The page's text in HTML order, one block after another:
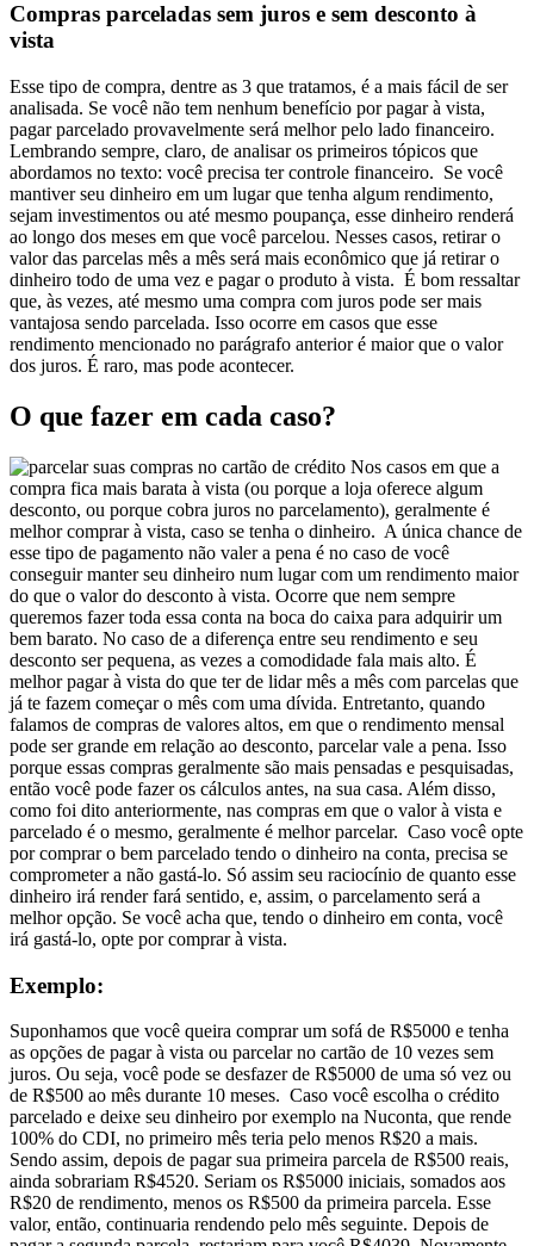
Compras parceladas sem juros e sem desconto à
vista
Esse tipo de compra, dentre as 3 que tratamos, é a mais fácil de ser
analisada. Se você não tem nenhum benefício por pagar à vista,
pagar parcelado provavelmente será melhor pelo lado financeiro.
Lembrando sempre, claro, de analisar os primeiros tópicos que
abordamos no texto: você precisa ter controle financeiro. Se você
mantiver seu dinheiro em um lugar que tenha algum rendimento,
sejam investimentos ou até mesmo poupança, esse dinheiro renderá
ao longo dos meses em que você parcelou. Nesses casos, retirar o
valor das parcelas mês a mês será mais econômico que já retirar o
dinheiro todo de uma vez e pagar o produto à vista. É bom ressaltar
que, às vezes, até mesmo uma compra com juros pode ser mais
vantajosa sendo parcelada. Isso ocorre em casos que esse
rendimento mencionado no parágrafo anterior é maior que o valor
dos juros. É raro, mas pode acontecer.
O que fazer em cada caso?
Nos casos em que a
compra fica mais barata à vista (ou porque a loja oferece algum
desconto, ou porque cobra juros no parcelamento), geralmente é
melhor comprar à vista, caso se tenha o dinheiro. A única chance de
esse tipo de pagamento não valer a pena é no caso de você
conseguir manter seu dinheiro num lugar com um rendimento maior
do que o valor do desconto à vista. Ocorre que nem sempre
queremos fazer toda essa conta na boca do caixa para adquirir um
bem barato. No caso de a diferença entre seu rendimento e seu
desconto ser pequena, as vezes a comodidade fala mais alto. É
melhor pagar à vista do que ter de lidar mês a mês com parcelas que
já te fazem começar o mês com uma dívida. Entretanto, quando
falamos de compras de valores altos, em que o rendimento mensal
pode ser grande em relação ao desconto, parcelar vale a pena. Isso
porque essas compras geralmente são mais pensadas e pesquisadas,
então você pode fazer os cálculos antes, na sua casa. Além disso,
como foi dito anteriormente, nas compras em que o valor à vista e
parcelado é o mesmo, geralmente é melhor parcelar. Caso você opte
por comprar o bem parcelado tendo o dinheiro na conta, precisa se
comprometer a não gastá-lo. Só assim seu raciocínio de quanto esse
dinheiro irá render fará sentido, e, assim, o parcelamento será a
melhor opção. Se você acha que, tendo o dinheiro em conta, você
irá gastá-lo, opte por comprar à vista.
Exemplo:
Suponhamos que você queira comprar um sofá de R$5000 e tenha
as opções de pagar à vista ou parcelar no cartão de 10 vezes sem
juros. Ou seja, você pode se desfazer de R$5000 de uma só vez ou
de R$500 ao mês durante 10 meses. Caso você escolha o crédito
parcelado e deixe seu dinheiro por exemplo na Nuconta, que rende
100% do CDI, no primeiro mês teria pelo menos R$20 a mais.
Sendo assim, depois de pagar sua primeira parcela de R$500 reais,
ainda sobrariam R$4520. Seriam os R$5000 iniciais, somados aos
R$20 de rendimento, menos os R$500 da primeira parcela. Esse
valor, então, continuaria rendendo pelo mês seguinte. Depois de